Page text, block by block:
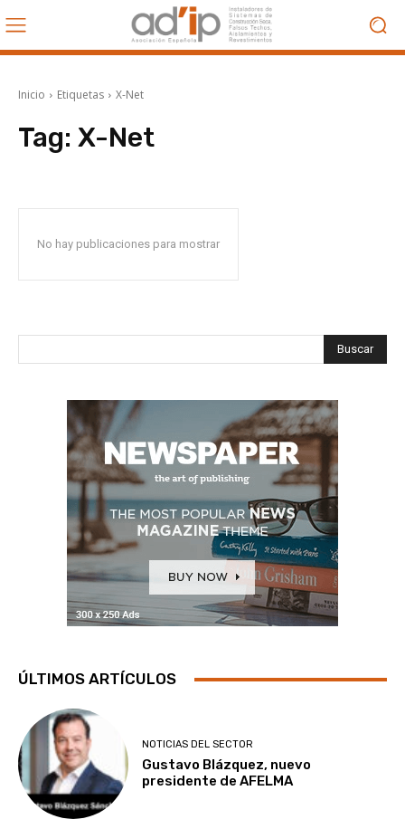
Inicio Etiquetas X-Net
Tag: X-Net
No hay publicaciones para mostrar
Buscar
ÚLTIMOS ARTÍCULOS
NOTICIAS DEL SECTOR
Gustavo Blázquez, nuevo
presidente de AFELMA